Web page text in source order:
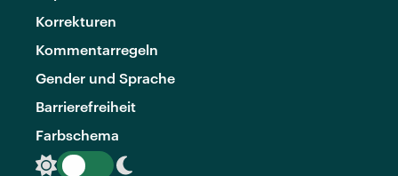
Korrekturen
Kommentarregeln
Gender und Sprache
Barrierefreiheit
Farbschema